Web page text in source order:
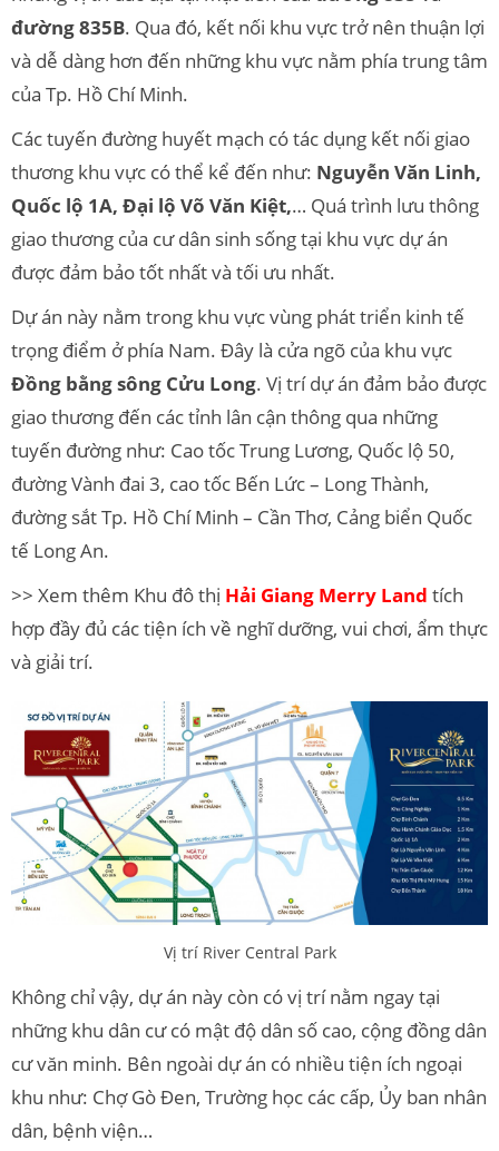
đường 835B. Qua đó, kết nối khu vực trở nên thuận lợi
và dễ dàng hơn đến những khu vực nằm phía trung tâm
của Tp. Hồ Chí Minh.
Các tuyến đường huyết mạch có tác dụng kết nối giao
thương khu vực có thể kể đến như: Nguyễn Văn Linh,
Quốc lộ 1A, Đại lộ Võ Văn Kiệt,… Quá trình lưu thông
giao thương của cư dân sinh sống tại khu vực dự án
được đảm bảo tốt nhất và tối ưu nhất.
Dự án này nằm trong khu vực vùng phát triển kinh tế
trọng điểm ở phía Nam. Đây là cửa ngõ của khu vực
Đồng bằng sông Cửu Long. Vị trí dự án đảm bảo được
giao thương đến các tỉnh lân cận thông qua những
tuyến đường như: Cao tốc Trung Lương, Quốc lộ 50,
đường Vành đai 3, cao tốc Bến Lức – Long Thành,
đường sắt Tp. Hồ Chí Minh – Cần Thơ, Cảng biển Quốc
tế Long An.
>> Xem thêm Khu đô thị Hải Giang Merry Land tích
hợp đầy đủ các tiện ích về nghĩ dưỡng, vui chơi, ẩm thực
và giải trí.
Vị trí River Central Park
Không chỉ vậy, dự án này còn có vị trí nằm ngay tại
những khu dân cư có mật độ dân số cao, cộng đồng dân
cư văn minh. Bên ngoài dự án có nhiều tiện ích ngoại
khu như: Chợ Gò Đen, Trường học các cấp, Ủy ban nhân
dân, bệnh viện…